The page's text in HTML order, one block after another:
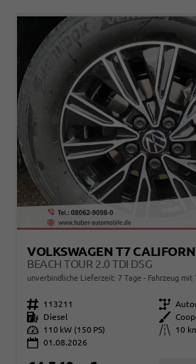
VOLKSWAGEN T7
BEACH TOUR 2.0 TDI DSG
unverbindliche Lieferzeit: 7 Tage Fahrzeug mit
Fahrzeugnr. 113211 Getriebe
Kraftstoff
Diesel Außenfarbe
Leistung
110 kW (150 PS) Kilometerstand
10
01.08.2026